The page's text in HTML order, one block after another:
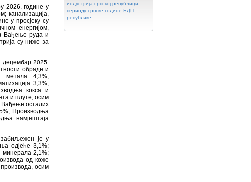
2026. године у
канализација,
у просјеку су
енергијом,
Вађење руда и
су ниже за
децембар 2025.
обраде и
метала 4,3%;
3,3%;
кокса и
и плуте, осим
Вађење осталих
Производња
намјештаја
је у
одјеће 3,1%;
минерала 2,1%;
од коже
осим
индустрија српској републици
периоду српске године БДП
републике